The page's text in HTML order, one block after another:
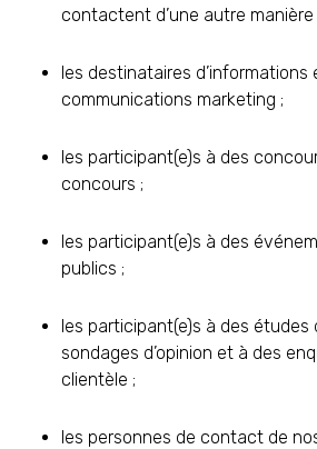
contactent d’une autre manière
les destinataires d’informations
communications marketing ;
les participant(e)s à des
concours ;
les participant(e)s à des
publics ;
les participant(e)s à des études
sondages d’opinion et à des
clientèle ;
les personnes de contact de